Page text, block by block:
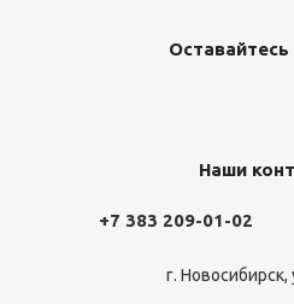
Оставайтесь
Наши
+7 383 209-01-02
г. Новосибирск,